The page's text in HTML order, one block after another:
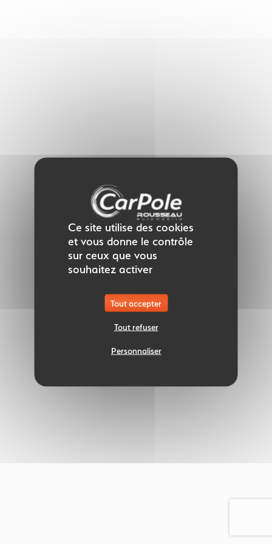
Ce site utilise des cookies
et vous donne le contrôle
sur ceux que vous
souhaitez activer
Tout accepter
Tout refuser
Personnaliser